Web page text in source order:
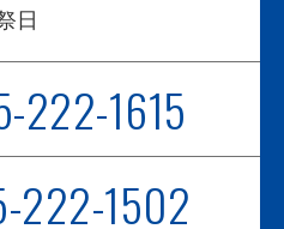
日
222-1615
222-1502